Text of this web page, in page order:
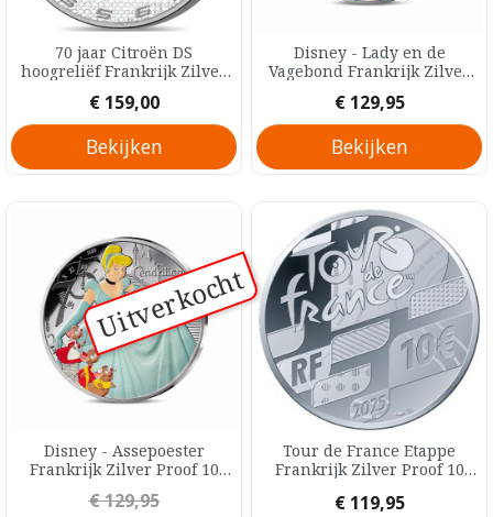
70 jaar Citroën DS
hoogreliëf Frankrijk Zilver
Prijs
€ 159,00
Bekijken
Disney - Lady en de
Vagebond Frankrijk Zilver
Prijs
€ 129,95
Bekijken
Uitverkocht
Disney - Assepoester
Frankrijk Zilver Proof 10
Prijs
€ 129,95
Tour de France Etappe
Frankrijk Zilver Proof 10
Prijs
€ 119,95